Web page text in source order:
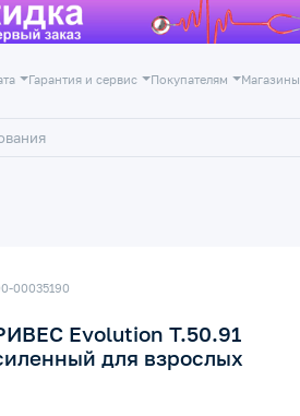
Гарантия и сервис Покупателям Магазины
00035190
Evolution Т.50.91
для взрослых